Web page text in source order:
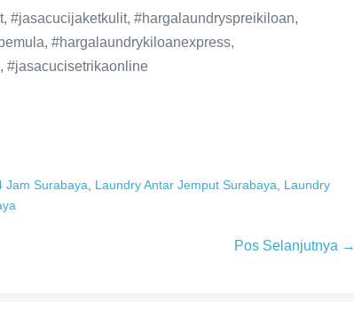
#jasacucijaketkulit, #hargalaundryspreikiloan,
#hargalaundrykiloanexpress,
#jasacucisetrikaonline
Jam Surabaya Laundry Antar Jemput Surabaya
Laundry
Pos Selanjutnya →